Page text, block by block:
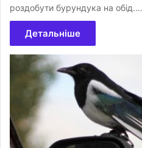
роздобути бурундука на обід.…
Детальніше